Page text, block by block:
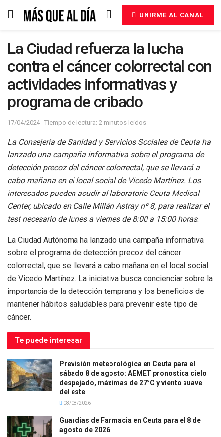
UNIRME AL CANAL
La Ciudad refuerza la lucha
contra el cáncer colorrectal con
actividades informativas y
programa de cribado
17/04/2024 Tiempo de lectura: 2 minutos leidos
La Consejería de Sanidad y Servicios Sociales de Ceuta ha
lanzado una campaña informativa sobre el programa de
detección precoz del cáncer colorrectal, que se llevará a
cabo mañana en el local social de Vicedo Martínez. Los
interesados pueden acudir al laboratorio Ceuta Medical
Center, ubicado en Calle Millán Astray nº 8, para realizar el
test necesario de lunes a viernes de 8:00 a 15:00 horas.
La Ciudad Autónoma ha lanzado una campaña informativa
sobre el programa de detección precoz del cáncer
colorrectal, que se llevará a cabo mañana en el local social
de Vicedo Martínez. La iniciativa busca concienciar sobre la
importancia de la detección temprana y los beneficios de
mantener hábitos saludables para prevenir este tipo de
cáncer.
Te puede interesar
Previsión meteorológica en Ceuta para el
sábado 8 de agosto: AEMET pronostica cielo
despejado, máximas de 27°C y viento suave
del este
08/08/2026
Guardias de Farmacia en Ceuta para el 8 de
agosto de 2026